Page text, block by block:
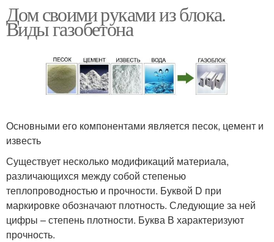
Дом своими руками из блока.
Виды газобетона
Основными его компонентами является песок, цемент и
известь
Существует несколько модификаций материала,
различающихся между собой степенью
теплопроводностью и прочности. Буквой D при
маркировке обозначают плотность. Следующие за ней
цифры – степень плотности. Буква В характеризуют
прочность.